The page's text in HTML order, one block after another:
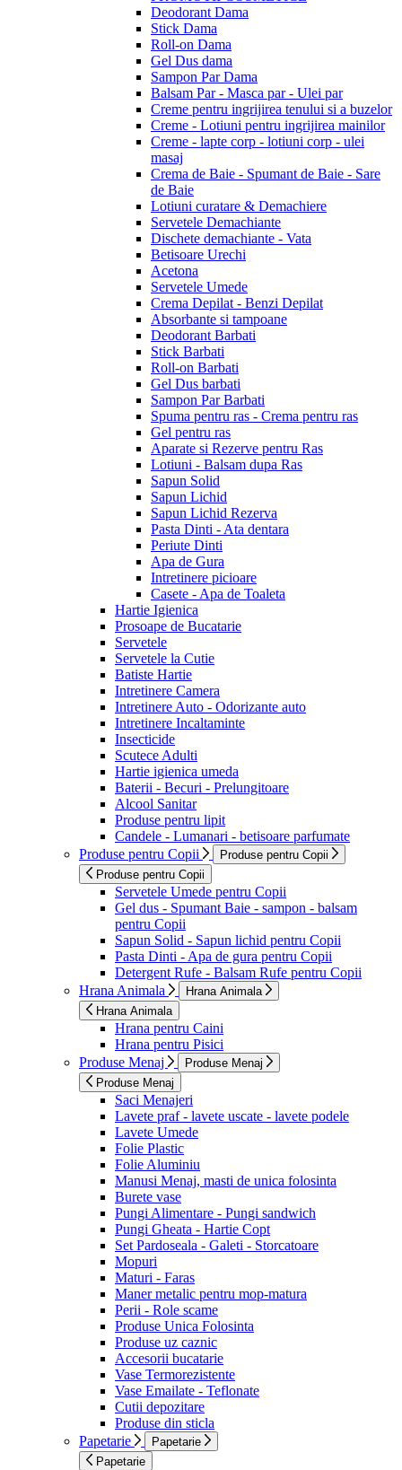
Deodorant Dama
Stick Dama
Roll-on Dama
Gel Dus dama
Sampon Par Dama
Balsam Par - Masca par - Ulei par
Creme pentru ingrijirea tenului si a buzelor
Creme - Lotiuni pentru ingrijirea mainilor
Creme - lapte corp - lotiuni corp - ulei
masaj
Crema de Baie - Spumant de Baie - Sare
de Baie
Lotiuni curatare & Demachiere
Servetele Demachiante
Dischete demachiante - Vata
Betisoare Urechi
Acetona
Servetele Umede
Crema Depilat - Benzi Depilat
Absorbante si tampoane
Deodorant Barbati
Stick Barbati
Roll-on Barbati
Gel Dus barbati
Sampon Par Barbati
Spuma pentru ras - Crema pentru ras
Gel pentru ras
Aparate si Rezerve pentru Ras
Lotiuni - Balsam dupa Ras
Sapun Solid
Sapun Lichid
Sapun Lichid Rezerva
Pasta Dinti - Ata dentara
Periute Dinti
Apa de Gura
Intretinere picioare
Casete - Apa de Toaleta
Hartie Igienica
Prosoape de Bucatarie
Servetele
Servetele la Cutie
Batiste Hartie
Intretinere Camera
Intretinere Auto - Odorizante auto
Intretinere Incaltaminte
Insecticide
Scutece Adulti
Hartie igienica umeda
Baterii - Becuri - Prelungitoare
Alcool Sanitar
Produse pentru lipit
Candele - Lumanari - betisoare parfumate
Produse pentru Copii
Produse pentru Copii
Produse pentru Copii
Servetele Umede pentru Copii
Gel dus - Spumant Baie - sampon - balsam
pentru Copii
Sapun Solid - Sapun lichid pentru Copii
Pasta Dinti - Apa de gura pentru Copii
Detergent Rufe - Balsam Rufe pentru Copii
Hrana Animala
Hrana Animala
Hrana Animala
Hrana pentru Caini
Hrana pentru Pisici
Produse Menaj
Produse Menaj
Produse Menaj
Saci Menajeri
Lavete praf - lavete uscate - lavete podele
Lavete Umede
Folie Plastic
Folie Aluminiu
Manusi Menaj, masti de unica folosinta
Burete vase
Pungi Alimentare - Pungi sandwich
Pungi Gheata - Hartie Copt
Set Pardoseala - Galeti - Storcatoare
Mopuri
Maturi - Faras
Maner metalic pentru mop-matura
Perii - Role scame
Produse Unica Folosinta
Produse uz caznic
Accesorii bucatarie
Vase Termorezistente
Vase Emailate - Teflonate
Cutii depozitare
Produse din sticla
Papetarie
Papetarie
Papetarie